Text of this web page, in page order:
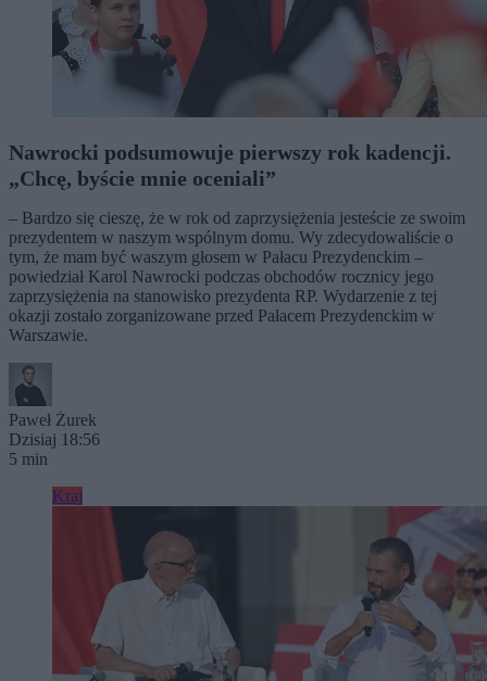
Nawrocki podsumowuje pierwszy rok kadencji.
„Chcę, byście mnie oceniali”
– Bardzo się cieszę, że w rok od zaprzysiężenia jesteście ze swoim
prezydentem w naszym wspólnym domu. Wy zdecydowaliście o
tym, że mam być waszym głosem w Pałacu Prezydenckim –
powiedział Karol Nawrocki podczas obchodów rocznicy jego
zaprzysiężenia na stanowisko prezydenta RP. Wydarzenie z tej
okazji zostało zorganizowane przed Pałacem Prezydenckim w
Warszawie.
Paweł Żurek
Dzisiaj 18:56
5 min
Kraj